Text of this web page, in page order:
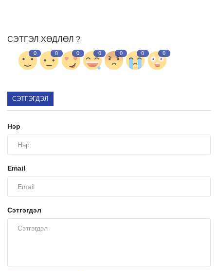
Ил тод байдал
Бодлого төлөвлөлт
СЭТГЭЛ ХӨДЛӨЛ ?
0 0 0 0 0 0 0
СЭТГЭГДЭЛ
Нэр
Email
Сэтгэгдэл